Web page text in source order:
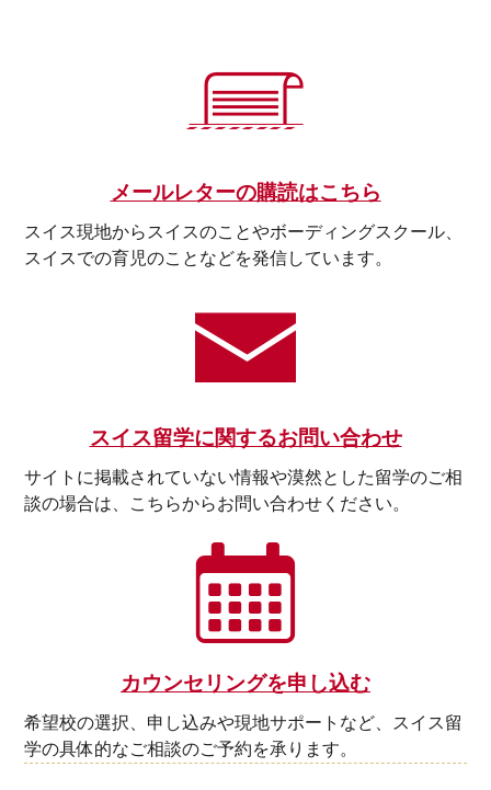
メールレターの購読はこちら
スイス現地からスイスのことやボーディングスクール、
スイスでの育児のことなどを発信しています。
スイス留学に関するお問い合わせ
サイトに掲載されていない情報や漠然とした留学のご相
談の場合は、こちらからお問い合わせください。
カウンセリングを申し込む
希望校の選択、申し込みや現地サポートなど、スイス留
学の具体的なご相談のご予約を承ります。